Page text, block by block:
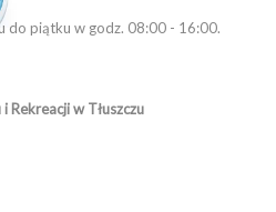
do piątku w godz. 08:00 - 16:00.
Rekreacji w Tłuszczu